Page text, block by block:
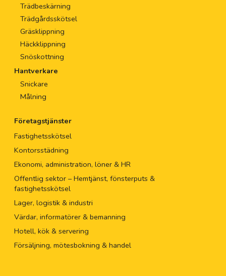
Trädbeskärning
Trädgårdsskötsel
Gräsklippning
Häckklippning
Snöskottning
Hantverkare
Snickare
Målning
Företagstjänster
Fastighetsskötsel
Kontorsstädning
Ekonomi, administration, löner & HR
Offentlig sektor – Hemtjänst, fönsterputs &
fastighetsskötsel
Lager, logistik & industri
Värdar, informatörer & bemanning
Hotell, kök & servering
Försäljning, mötesbokning & handel